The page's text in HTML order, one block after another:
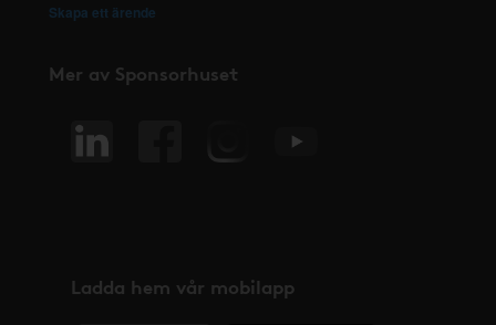
Skapa ett ärende
Mer av Sponsorhuset
Ladda hem vår mobilapp